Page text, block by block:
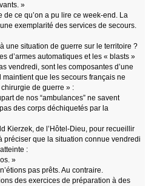
»
de ce qu’on a pu lire ce week-end. La
exemplarité des services de secours.
une situation de guerre sur le territoire ?
d’armes automatiques et les « blasts »
vendredi, sont les composantes d’une
que les secours français ne
de guerre » :
de nos “ambulances” ne savent
des corps déchiquetés par la
Kierzek, de l’Hôtel-Dieu, pour recueillir
préciser que la situation connue vendredi
:
»
pas prêts. Au contraire.
des exercices de préparation à des